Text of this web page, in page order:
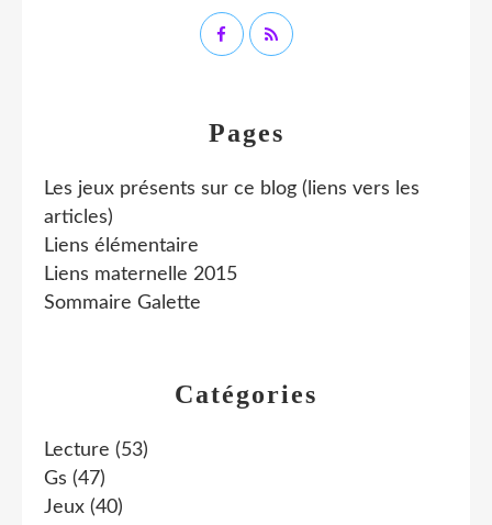
Catégories
Lecture (53)
Gs (47)
Jeux (40)
Pages
Les jeux présents sur ce blog (liens vers les
articles)
Liens élémentaire
Liens maternelle 2015
Sommaire Galette